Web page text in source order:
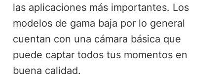
las aplicaciones más importantes. Los
modelos de gama baja por lo general
cuentan con una cámara básica que
puede captar todos tus momentos en
buena calidad.